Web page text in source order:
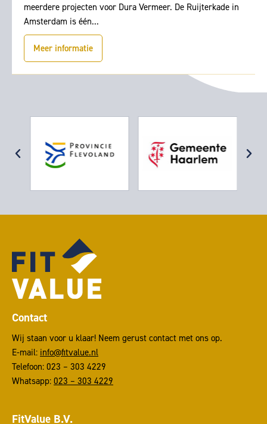
meerdere projecten voor Dura Vermeer. De Ruijterkade in
Amsterdam is één...
Meer informatie
Contact
Wij staan voor u klaar! Neem gerust contact met ons op.
E-mail: info@fitvalue.nl
Telefoon: 023 – 303 4229
Whatsapp: 023 – 303 4229
FitValue B.V.